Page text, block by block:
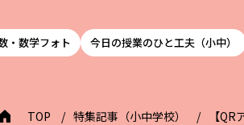
・数学フォト 今日の授業のひと工夫（小中）
TOP 特集記事（小中学校） 【